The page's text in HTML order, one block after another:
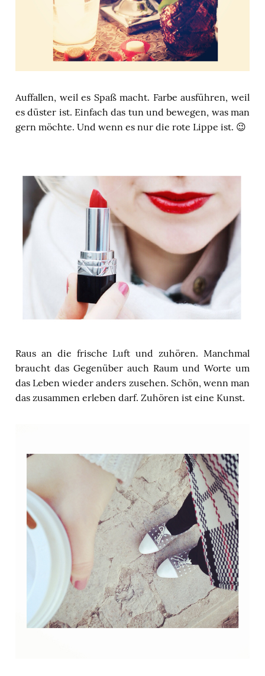
Auffallen, weil es Spaß macht. Farbe ausführen, weil
es düster ist. Einfach das tun und bewegen, was man
gern möchte. Und wenn es nur die rote Lippe ist. 😉
Raus an die frische Luft und zuhören. Manchmal
braucht das Gegenüber auch Raum und Worte um
das Leben wieder anders zusehen. Schön, wenn man
das zusammen erleben darf. Zuhören ist eine Kunst.